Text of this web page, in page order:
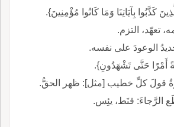
كَذَّبُوا بِآيَاتِنَا وَمَا كَانُوا مُؤْمِنِينَ}.
تعهّد، التزم.
الوعودَ على نفسه.
أَمْرًا حَتَّى تَشْهَدُونِ}.
قولَ كلِّ خطيب [مثل]: ظهر الحقُّ.
الرَّجاءَ: قنَط، يئِس.